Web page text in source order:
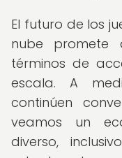
El futuro de los
nube promete
términos de
escala. A
continúen
veamos un
diverso,